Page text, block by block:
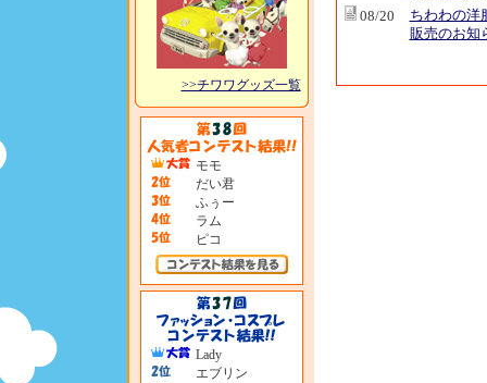
>>チワワグッズ一覧
モモ
だい君
ふぅー
ラム
ピコ
Lady
エブリン
08/20
ちわわの洋
販売のお知